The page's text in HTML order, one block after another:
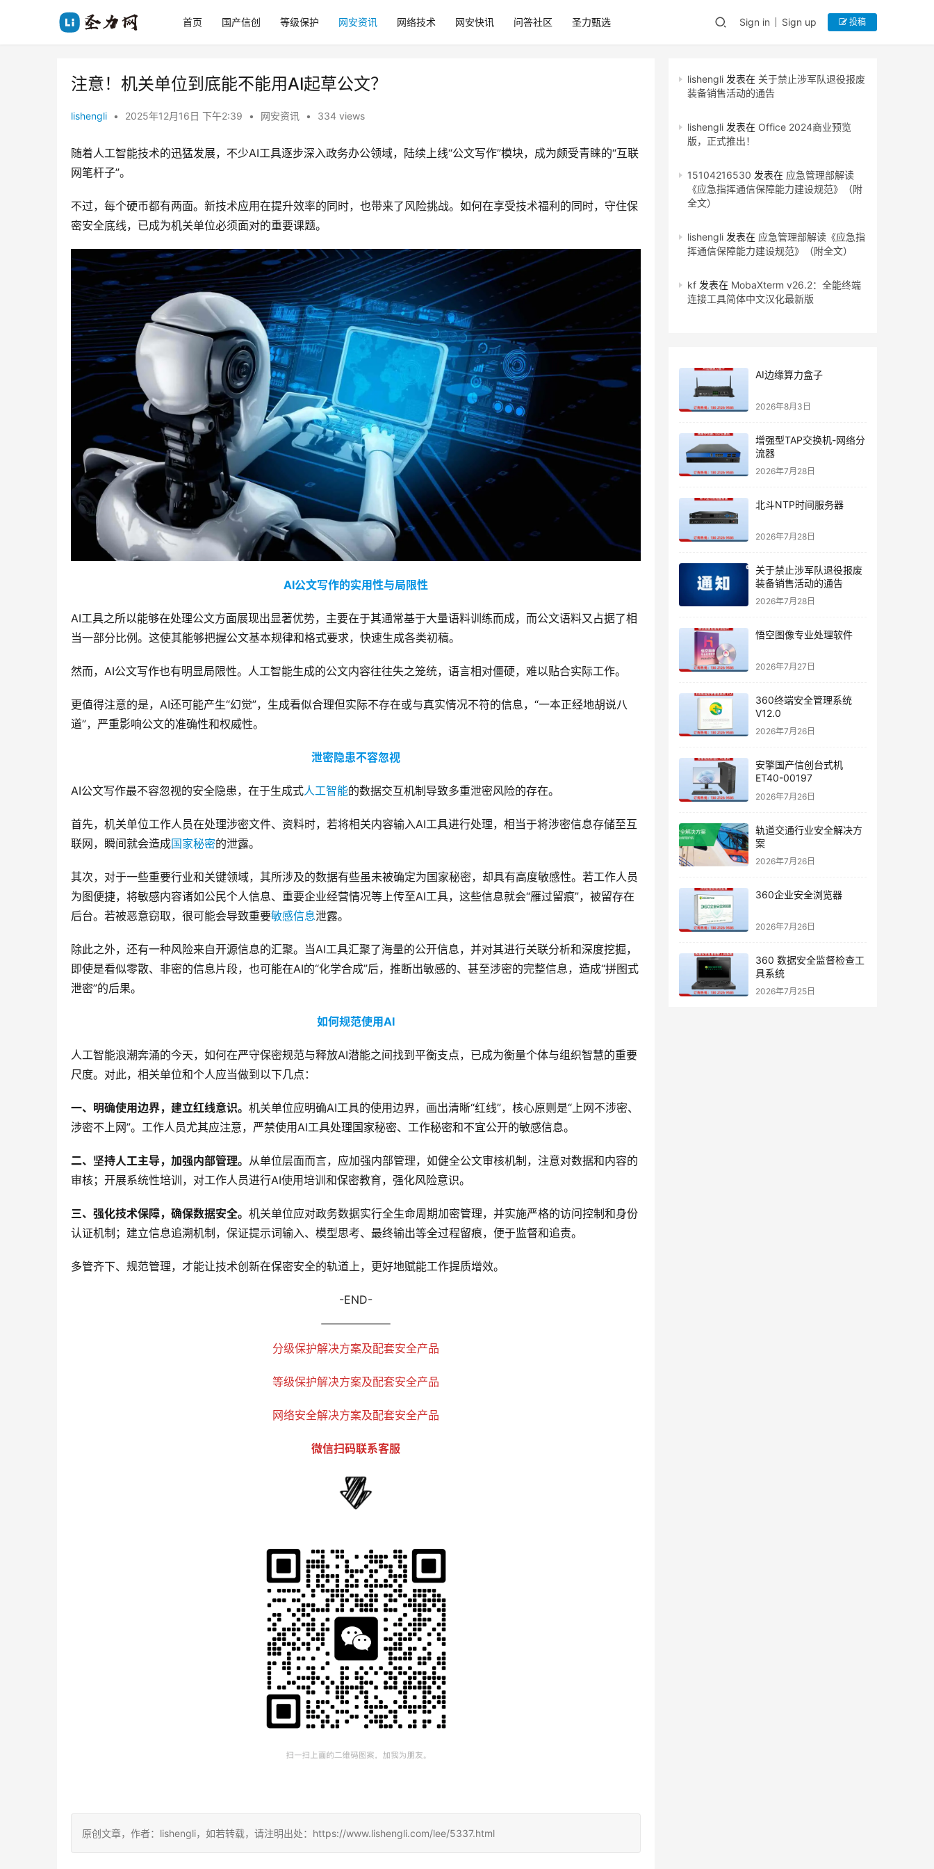
首页 国产信创 等级保护 网安资讯 网络技术 网安快讯 问答社区 圣力甄选 Sign in Sign up 投稿
注意！机关单位到底能不能用AI起草公文？
lishengli • 2025年12月16日 下午2:39 • 网安资讯 • 334 views
随着人工智能技术的迅猛发展，不少AI工具逐步深入政务办公领域，陆续上线“公文写作”模块，成为颇受青睐的“互联
网笔杆子”。
不过，每个硬币都有两面。新技术应用在提升效率的同时，也带来了风险挑战。如何在享受技术福利的同时，守住保
密安全底线，已成为机关单位必须面对的重要课题。
AI公文写作的实用性与局限性
AI工具之所以能够在处理公文方面展现出显著优势，主要在于其通常基于大量语料训练而成，而公文语料又占据了相
当一部分比例。这使其能够把握公文基本规律和格式要求，快速生成各类初稿。
然而，AI公文写作也有明显局限性。人工智能生成的公文内容往往失之笼统，语言相对僵硬，难以贴合实际工作。
更值得注意的是，AI还可能产生“幻觉”，生成看似合理但实际不存在或与真实情况不符的信息，“一本正经地胡说八
道”，严重影响公文的准确性和权威性。
泄密隐患不容忽视
AI公文写作最不容忽视的安全隐患，在于生成式人工智能的数据交互机制导致多重泄密风险的存在。
首先，机关单位工作人员在处理涉密文件、资料时，若将相关内容输入AI工具进行处理，相当于将涉密信息存储至互
联网，瞬间就会造成国家秘密的泄露。
其次，对于一些重要行业和关键领域，其所涉及的数据有些虽未被确定为国家秘密，却具有高度敏感性。若工作人员
为图便捷，将敏感内容诸如公民个人信息、重要企业经营情况等上传至AI工具，这些信息就会“雁过留痕”，被留存在
后台。若被恶意窃取，很可能会导致重要敏感信息泄露。
除此之外，还有一种风险来自开源信息的汇聚。当AI工具汇聚了海量的公开信息，并对其进行关联分析和深度挖掘，
即使是看似零散、非密的信息片段，也可能在AI的“化学合成”后，推断出敏感的、甚至涉密的完整信息，造成“拼图式
泄密”的后果。
如何规范使用AI
人工智能浪潮奔涌的今天，如何在严守保密规范与释放AI潜能之间找到平衡支点，已成为衡量个体与组织智慧的重要
尺度。对此，相关单位和个人应当做到以下几点：
一、明确使用边界，建立红线意识。 机关单位应明确AI工具的使用边界，画出清晰“红线”，核心原则是“上网不涉密、
涉密不上网”。工作人员尤其应注意，严禁使用AI工具处理国家秘密、工作秘密和不宜公开的敏感信息。
二、坚持人工主导，加强内部管理。 从单位层面而言，应加强内部管理，如健全公文审核机制，注意对数据和内容的
审核；开展系统性培训，对工作人员进行AI使用培训和保密教育，强化风险意识。
三、强化技术保障，确保数据安全。 机关单位应对政务数据实行全生命周期加密管理，并实施严格的访问控制和身份
认证机制；建立信息追溯机制，保证提示词输入、模型思考、最终输出等全过程留痕，便于监督和追责。
多管齐下、规范管理，才能让技术创新在保密安全的轨道上，更好地赋能工作提质增效。
-END-
分级保护解决方案及配套安全产品
等级保护解决方案及配套安全产品
网络安全解决方案及配套安全产品
微信扫码联系客服
原创文章，作者：lishengli，如若转载，请注明出处：https://www.lishengli.com/lee/5337.html
lishengli 发表在 关于禁止涉军队退役报废
装备销售活动的通告
lishengli 发表在 Office 2024商业预览
版，正式推出！
15104216530 发表在 应急管理部解读
《应急指挥通信保障能力建设规范》（附
全文）
lishengli 发表在 应急管理部解读《应急指
挥通信保障能力建设规范》（附全文）
kf 发表在 MobaXterm v26.2：全能终端
连接工具简体中文汉化最新版
AI边缘算力盒子
2026年8月3日
增强型TAP交换机-网络分
流器
2026年7月28日
北斗NTP时间服务器
2026年7月28日
关于禁止涉军队退役报废
装备销售活动的通告
2026年7月28日
悟空图像专业处理软件
2026年7月27日
360终端安全管理系统
V12.0
2026年7月26日
安擎国产信创台式机
ET40-00197
2026年7月26日
轨道交通行业安全解决方
案
2026年7月26日
360企业安全浏览器
2026年7月26日
360 数据安全监督检查工
具系统
2026年7月25日